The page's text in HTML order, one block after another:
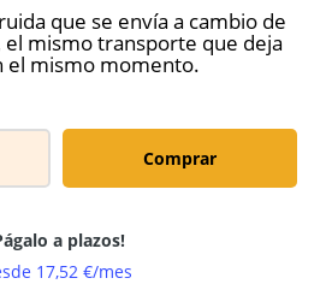
que se envía a cambio de
mismo transporte que deja
el mismo momento.
Comprar